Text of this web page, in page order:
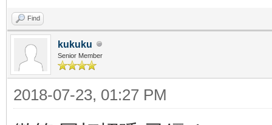
Find
kukuku
Senior Member
2018-07-23, 01:27 PM